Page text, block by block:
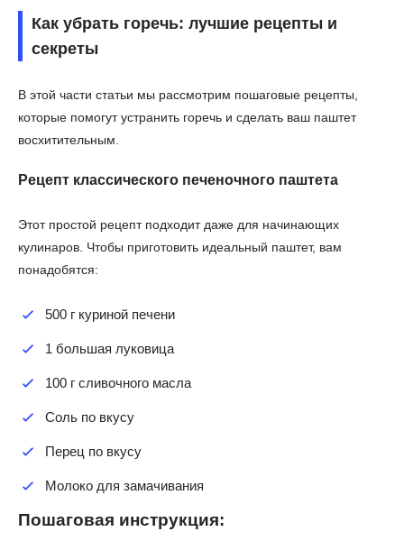
Как убрать горечь: лучшие рецепты и
секреты
В этой части статьи мы рассмотрим пошаговые рецепты,
которые помогут устранить горечь и сделать ваш паштет
восхитительным.
Рецепт классического печеночного паштета
Этот простой рецепт подходит даже для начинающих
кулинаров. Чтобы приготовить идеальный паштет, вам
понадобятся:
500 г куриной печени
1 большая луковица
100 г сливочного масла
Соль по вкусу
Перец по вкусу
Молоко для замачивания
Пошаговая инструкция: